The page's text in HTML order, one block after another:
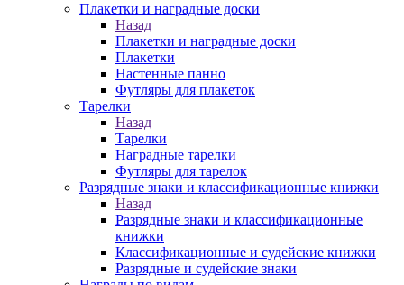
Плакетки и наградные доски
Назад
Плакетки и наградные доски
Плакетки
Настенные панно
Футляры для плакеток
Тарелки
Назад
Тарелки
Наградные тарелки
Футляры для тарелок
Разрядные знаки и классификационные книжки
Назад
Разрядные знаки и классификационные
книжки
Классификационные и судейские книжки
Разрядные и судейские знаки